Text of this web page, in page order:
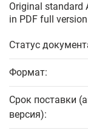
Original standard
in PDF full
Статус
Формат:
Срок поставки
версия):